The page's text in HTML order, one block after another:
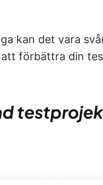
kan det vara
förbättra din